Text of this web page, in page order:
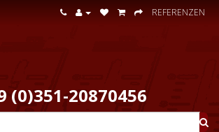
REFERENZEN
(0)351-20870456